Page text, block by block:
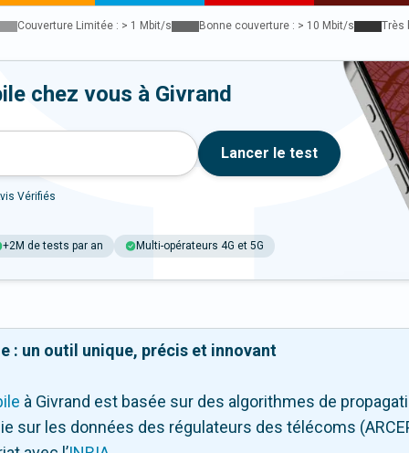
Couverture Limitée : > 1 Mbit/s Bonne couverture : > 10 Mbit/s Très
chez vous à Givrand
Lancer le test
Vérifiés
+2M de tests par an Multi-opérateurs 4G et 5G
: un outil unique, précis et innovant
à Givrand est basée sur des algorithmes de
sur les données des régulateurs des télécoms